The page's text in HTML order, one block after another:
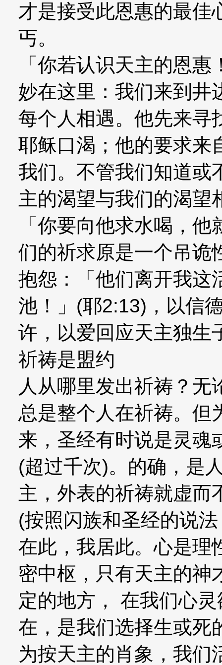
才是接受此恩惠的最佳
丐。
「你若认识天主的恩
妙在这里：我们来到井
每个人相遇。他先来寻
耶稣口渴；他的要求来
我们。不管我们知道或
主的渴望与我们的渴望
「你要向他求水喝，
们的祈求原是一个吊诡
抱怨：「他们离开我这
池！」(耶2:13)，以信
许，以爱回应天主独生
祈祷是盟约
人从哪里发出祈祷？
总是整个人在祈祷。但
来，圣经有时说是灵魂
(超过千次)。的确，是
主，外表的祈祷就虚而
(按照闪族和圣经的说
在此，我居此。心是理
密中枢，只有天主的神
定的地方， 在我们心
在，是我们选择生或死
为按天主的肖象，我们